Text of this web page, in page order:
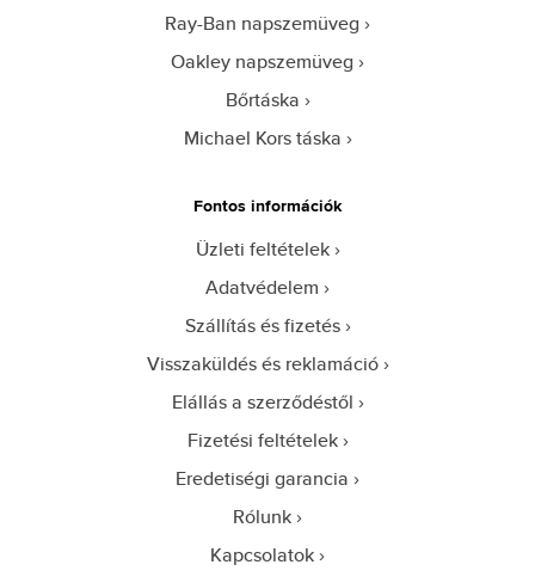
Ray-Ban napszemüveg
Oakley napszemüveg
Bőrtáska
Michael Kors táska
Fontos információk
Üzleti feltételek
Adatvédelem
Szállítás és fizetés
Visszaküldés és reklamáció
Elállás a szerződéstől
Fizetési feltételek
Eredetiségi garancia
Rólunk
Kapcsolatok